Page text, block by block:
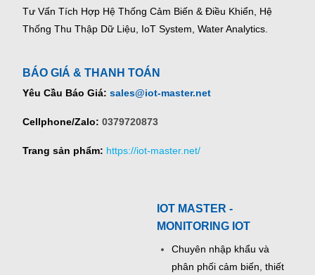
Tư Vấn Tích Hợp Hệ Thống Cảm Biến & Điều Khiển, Hệ
Thống Thu Thập Dữ Liệu, IoT System, Water Analytics.
BÁO GIÁ & THANH TOÁN
Yêu Cầu Báo Giá: sales@iot-master.net
Cellphone/Zalo: 0379720873
Trang sản phẩm: https://iot-master.net/
IOT MASTER -
MONITORING IOT
Chuyên nhập khẩu và
phân phối cảm biến, thiết